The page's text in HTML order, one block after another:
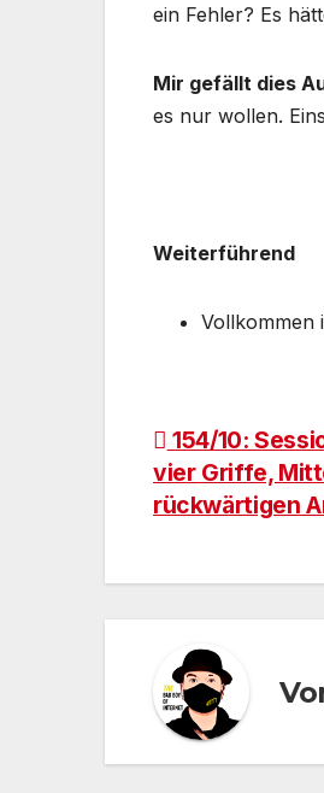
ein Fehler? Es
Mir gefällt dies
es nur wollen.
Weiterführend
Vollkommen
154/10:
vier Griffe,
rückwärtigen